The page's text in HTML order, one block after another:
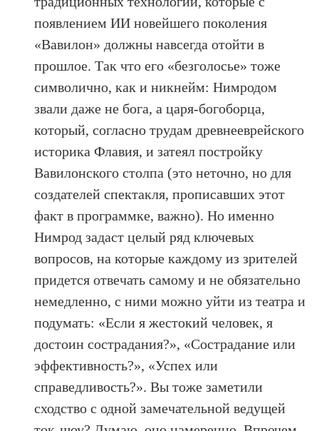
появлением ИИ новейшего поколения
«Вавилон» должны навсегда отойти в
прошлое. Так что его «безголосье» тоже
символично, как и никнейм: Нимродом
звали даже не бога, а царя-богоборца,
который, согласно трудам древнееврейского
историка Флавия, и затеял постройку
Вавилонского столпа (это неточно, но для
создателей спектакля, прописавших этот
факт в программке, важно). Но именно
Нимрод задаст целый ряд ключевых
вопросов, на которые каждому из зрителей
придется отвечать самому и не обязательно
немедленно, с ними можно уйти из театра и
подумать: «Если я жестокий человек, я
достоин сострадания?», «Сострадание или
эффективность?», «Успех или
справедливость?». Вы тоже заметили
сходство с одной замечательной ведущей